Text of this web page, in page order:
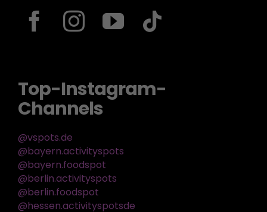
Top-Instagram-
Channels
@vspots.de
@bayern.activityspots
@bayern.foodspot
@berlin.activityspots
@berlin.foodspot
@hessen.activityspotsde